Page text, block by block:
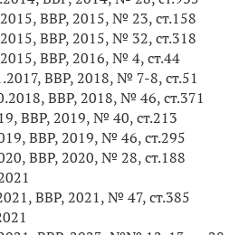
ВВР, 2015, № 23, ст.158
ВВР, 2015, № 32, ст.318
ВВР, 2016, № 4, ст.44
ВВР, 2018, № 7-8, ст.51
ВВР, 2018, № 46, ст.371
ВВР, 2019, № 40, ст.213
ВВР, 2019, № 46, ст.295
ВВР, 2020, № 28, ст.188
ВВР, 2021, № 47, ст.385